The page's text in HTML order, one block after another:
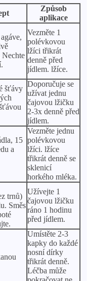
Způsob
aplikace
Nechte
Vezměte 1
polévkovou
lžíci třikrát
denně před
jídlem. lžíce.
šťávy
Doporučuje se
užívat jednu
čajovou lžičku
2-3x denně před
jídlem.
15
a
Vezměte jednu
polévkovou
lžíci. lžíce
třikrát denně se
sklenicí
horkého mléka.
trnů)
Směs
Užívejte 1
čajovou lžičku
ráno 1 hodinu
před jídlem.
Umístěte 2-3
kapky do každé
nosní dírky
třikrát denně.
Léčba může